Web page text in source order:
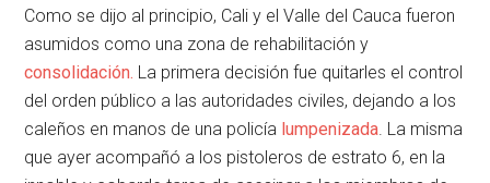
Como se dijo al principio, Cali y el Valle del Cauca fueron
asumidos como una zona de rehabilitación y
consolidación. La primera decisión fue quitarles el control
del orden público a las autoridades civiles, dejando a los
caleños en manos de una policía lumpenizada. La misma
que ayer acompañó a los pistoleros de estrato 6, en la